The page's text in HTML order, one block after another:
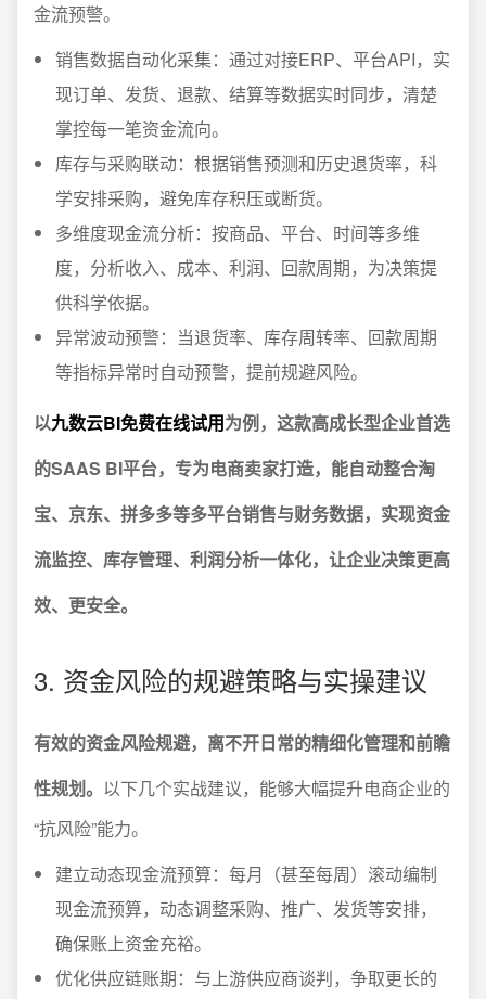
金流预警。
销售数据自动化采集：通过对接ERP、平台API，实
现订单、发货、退款、结算等数据实时同步，清楚
掌控每一笔资金流向。
库存与采购联动：根据销售预测和历史退货率，科
学安排采购，避免库存积压或断货。
多维度现金流分析：按商品、平台、时间等多维
度，分析收入、成本、利润、回款周期，为决策提
供科学依据。
异常波动预警：当退货率、库存周转率、回款周期
等指标异常时自动预警，提前规避风险。
以九数云BI免费在线试用为例，这款高成长型企业首选
的SAAS BI平台，专为电商卖家打造，能自动整合淘
宝、京东、拼多多等多平台销售与财务数据，实现资金
流监控、库存管理、利润分析一体化，让企业决策更高
效、更安全。
3. 资金风险的规避策略与实操建议
有效的资金风险规避，离不开日常的精细化管理和前瞻
性规划。 以下几个实战建议，能够大幅提升电商企业的
“抗风险”能力。
建立动态现金流预算：每月（甚至每周）滚动编制
现金流预算，动态调整采购、推广、发货等安排，
确保账上资金充裕。
优化供应链账期：与上游供应商谈判，争取更长的